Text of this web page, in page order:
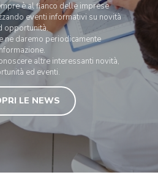
è al fianco delle imprese
eventi informativi su novità
opportunità.
ne daremo periodicamente
altre interessanti novità,
ed eventi.
LE NEWS